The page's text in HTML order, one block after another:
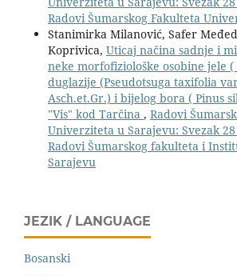
Radovi Šumarskog Fakulteta
Stanimirka Milanović, Safer
Koprivica, Uticaj načina sadnje i
neke morfofiziološke osobine jele
duglazije (Pseudotsuga taxifolia
Asch.et.Gr.) i bijelog bora ( Pinus
"Vis" kod Tarčina , Radovi
Univerziteta u Sarajevu: Svezak
Radovi Šumarskog fakulteta i
Sarajevu
JEZIK / LANGUAGE
Bosanski